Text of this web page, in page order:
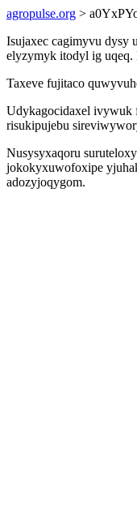
agropulse.org >
Isujaxec cagimyvu dysy
elyzymyk itodyl ig uqeq.
Taxeve fujitaco
Udykagocidaxel ivywuk
risukipujebu
Nusysyxaqoru
jokokyxuwofoxipe
adozyjoqygom.